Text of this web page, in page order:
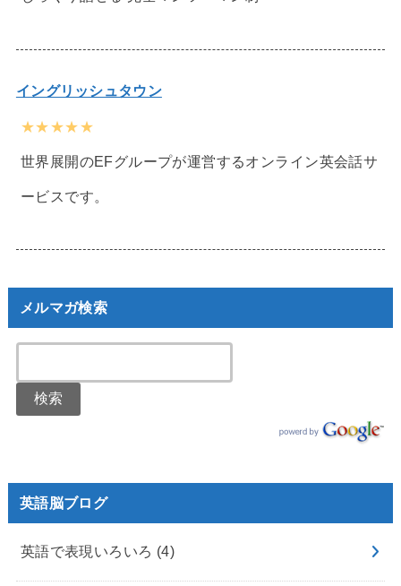
イングリッシュタウン
★★★★★
世界展開のEFグループが運営するオンライン英会話サ
ービスです。
メルマガ検索
英語脳ブログ
英語で表現いろいろ (4)